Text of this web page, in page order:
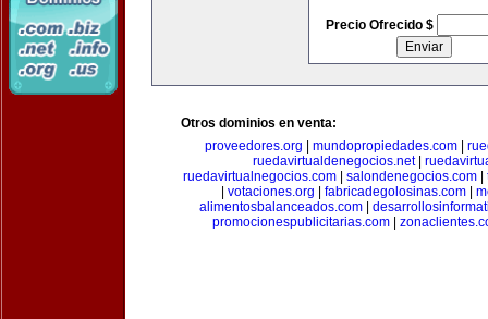
Precio Ofrecido $
Otros dominios en venta:
proveedores.org
mundopropiedades.com
ruedavirtualdenegocios.net|
ruedavirtualnegocios.com| salondenegocios.com|
votaciones.org fabricadegolosinas.com
alimentosbalanceados.com
promocionespublicitarias.com|